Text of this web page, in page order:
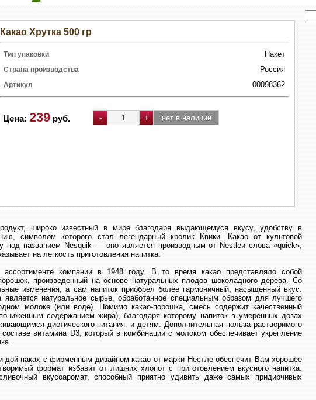
Какао Хрутка 500 гр
Тип упаковки Пакет
Страна производства Россия
Артикул 00098362
Цена: 239 руб.
широко известный в мире благодаря выдающемуся вкусу, удобству в
символом которого стал легендарный кролик Квики. Какао от культовой
под названием Nesquik — оно является производным от Nestleи слова «quick»,
на легкость приготовления напитка.
компании в 1948 году. В то время какао представляло собой
произведенный на основе натуральных плодов шоколадного дерева. Со
изменения, а сам напиток приобрел более гармоничный, насыщенный вкус.
натуральное сырье, обработанное специальным образом для лучшего
молоке (или воде). Помимо какао-порошка, смесь содержит качественный
содержанием жира), благодаря которому напиток в умеренных дозах
диетического питания, и детям. Дополнительная польза растворимого
витамина D3, который в комбинации с молоком обеспечивает укрепление
дой-паках с фирменным дизайном какао от марки Нестле обеспечит Вам хорошее
формат избавит от лишних хлопот с приготовлением вкусного напитка.
вкусоаромат, способный приятно удивить даже самых придирчивых